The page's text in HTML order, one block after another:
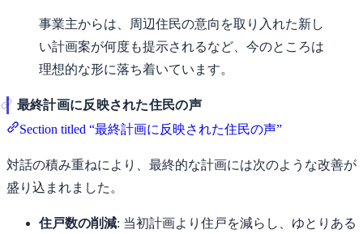
事業主からは、周辺住民の意向を取り入れた新し
い計画案が何度も提示されるなど、今のところは
理想的な形に落ち着いています。
最終計画に反映された住民の声
Section titled “最終計画に反映された住民の声”
対話の積み重ねにより、最終的な計画には次のような改善が
盛り込まれました。
住戸数の削減: 当初計画より住戸を減らし、ゆとりある